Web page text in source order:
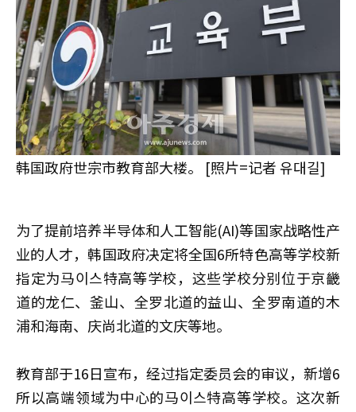
韩国政府世宗市教育部大楼。 [照片=记者 유대길]
为了提前培养半导体和人工智能(AI)等国家战略性产
业的人才，韩国政府决定将全国6所特色高等学校新
指定为马이스特高等学校，这些学校分别位于京畿
道的龙仁、釜山、全罗北道的益山、全罗南道的木
浦和海南、庆尚北道的文庆等地。
教育部于16日宣布，经过指定委员会的审议，新增6
所以高端领域为中心的马이스特高等学校。这次新